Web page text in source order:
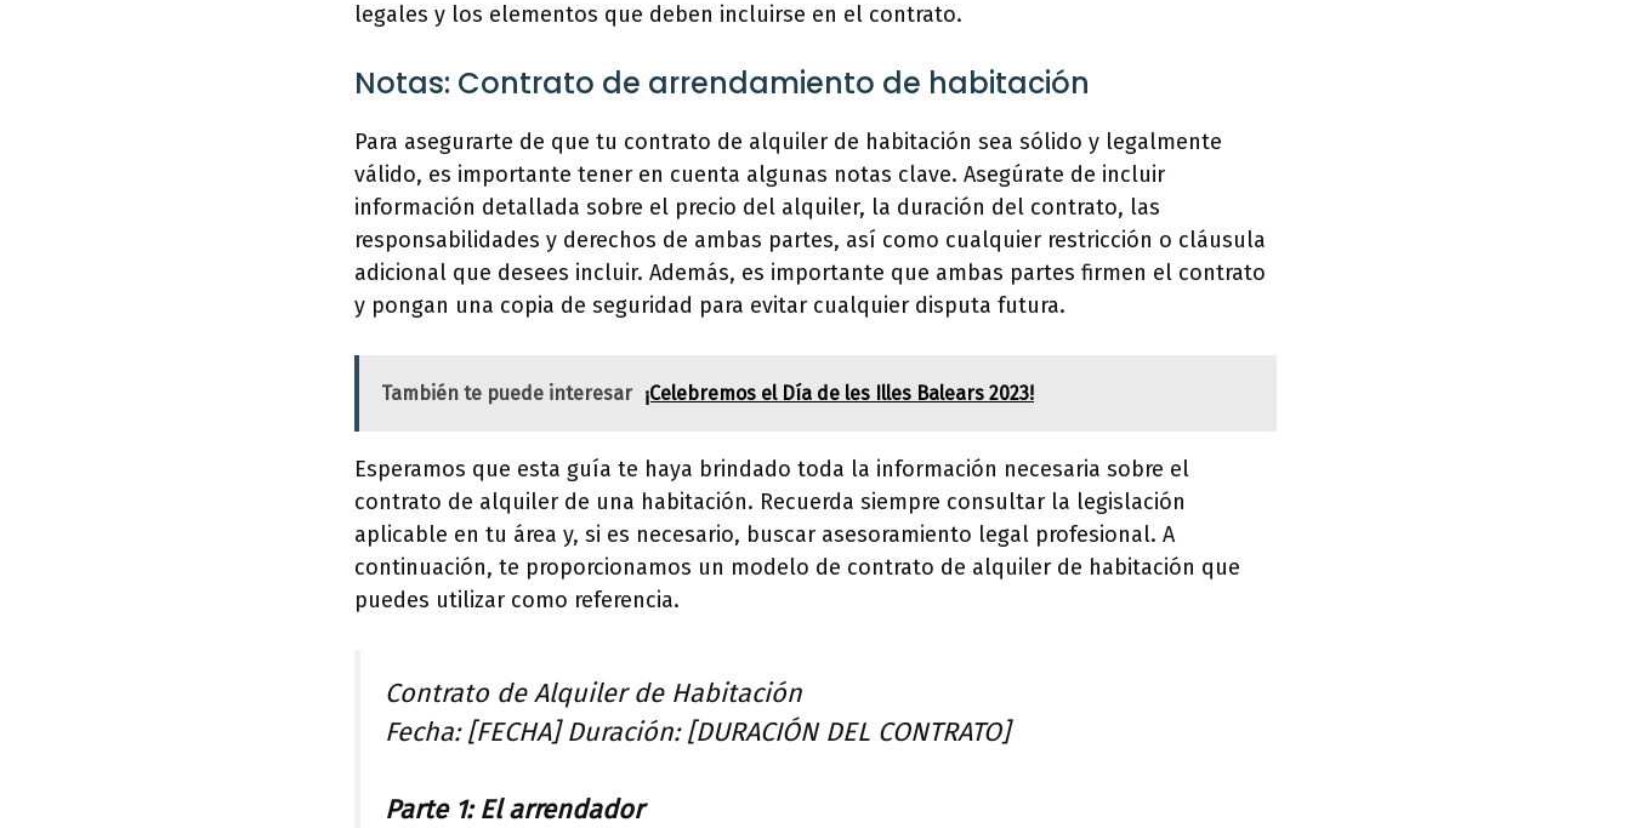
legales y los elementos que deben incluirse en el contrato.
Notas: Contrato de arrendamiento de habitación
Para asegurarte de que tu contrato de alquiler de habitación sea sólido y legalmente
válido, es importante tener en cuenta algunas notas clave. Asegúrate de incluir
información detallada sobre el precio del alquiler, la duración del contrato, las
responsabilidades y derechos de ambas partes, así como cualquier restricción o cláusula
adicional que desees incluir. Además, es importante que ambas partes firmen el contrato
y pongan una copia de seguridad para evitar cualquier disputa futura.
También te puede interesar ¡Celebremos el Día de les Illes Balears 2023!
Esperamos que esta guía te haya brindado toda la información necesaria sobre el
contrato de alquiler de una habitación. Recuerda siempre consultar la legislación
aplicable en tu área y, si es necesario, buscar asesoramiento legal profesional. A
continuación, te proporcionamos un modelo de contrato de alquiler de habitación que
puedes utilizar como referencia.
Contrato de Alquiler de Habitación
Fecha: [FECHA] Duración: [DURACIÓN DEL CONTRATO]
Parte 1: El arrendador